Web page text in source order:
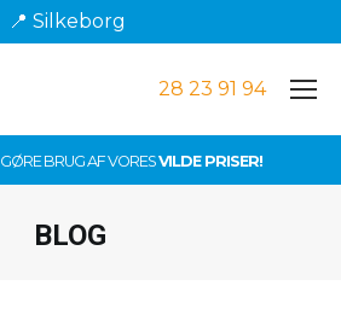
📍 Silkeborg
28 23 91 94
BRUG AF VORESVILDE PRISER!
BLOG